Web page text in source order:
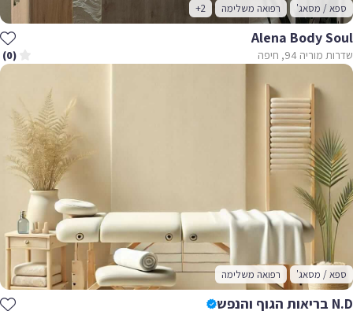
ספא / מסאג' רפואה משלימה +2
Alena Body Soul
שדרות מוריה 94, חיפה (0)
ספא / מסאג' רפואה משלימה
N.D בריאות הגוף והנפש